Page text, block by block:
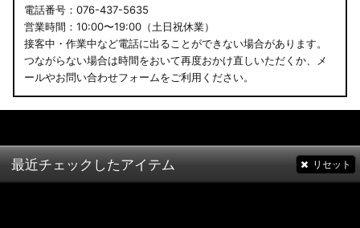
電話番号：076-437-5635
営業時間：10:00〜19:00（土日祝休業）
接客中・作業中など電話に出ることができない場合があります。
つながらない場合は時間をおいて再度おかけ直しいただくか、メ
ールやお問い合わせフォームをご利用ください。
最近チェックしたアイテム リセット